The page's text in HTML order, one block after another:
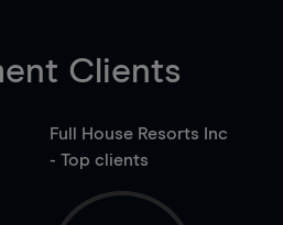
Clients
Full House Resorts Inc
- Top clients